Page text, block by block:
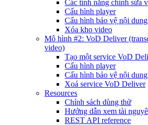
Các tính năng chỉnh sửa
Cấu hình player
Cấu hình bảo vệ nội
Xóa kho video
Mô hình #2: VoD Deliver
video)
Tạo một service VoD
Cấu hình player
Cấu hình bảo vệ nội
Xoá service VoD Deliver
Resources
Chính sách dùng thử
Hướng dẫn xem tài
REST API reference